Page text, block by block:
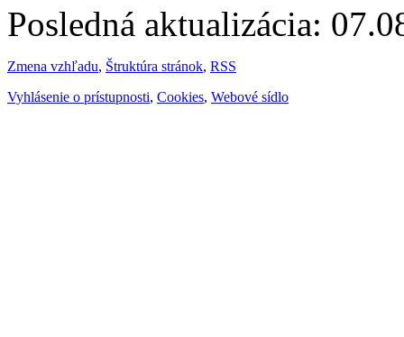
Posledná aktualizácia:
Zmena vzhľadu, Štruktúra stránok, RSS
Vyhlásenie o prístupnosti, Cookies, Webové sídlo